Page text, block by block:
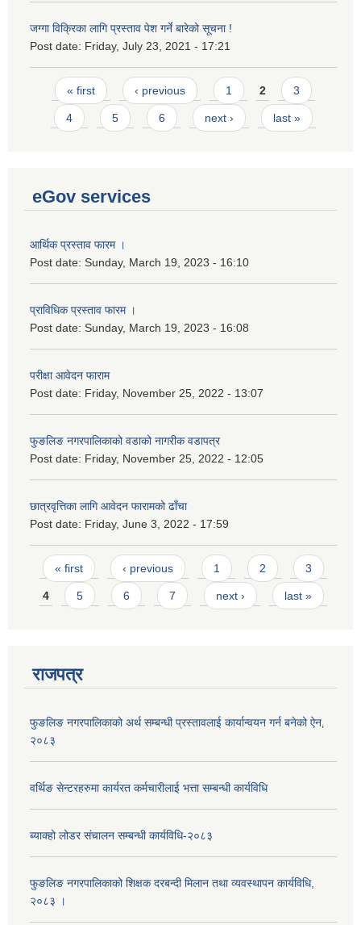
जग्गा विक्रिका लागि प्रस्ताव पेश गर्ने बारेको सूचना !
Post date: Friday, July 23, 2021 - 17:21
Pages
« first ‹ previous 1 2 3
4 5 6 next › last »
eGov services
आर्थिक प्रस्ताव फारम ।
Post date: Sunday, March 19, 2023 - 16:10
प्राविधिक प्रस्ताव फारम ।
Post date: Sunday, March 19, 2023 - 16:08
परीक्षा आवेदन फाराम
Post date: Friday, November 25, 2022 - 13:07
फुङलिङ नगरपालिकाको वडाको नागरीक वडापत्र
Post date: Friday, November 25, 2022 - 12:05
छात्रवृत्तिका लागि आवेदन फारामको ढाँचा
Post date: Friday, June 3, 2022 - 17:59
Pages
« first ‹ previous 1 2 3
4 5 6 7 next › last »
राजपत्र
फुङलिङ नगरपालिकाको अर्थ सम्बन्धी प्रस्तावलाई कार्यान्वयन गर्न बनेको ऐन‚
२०८३
वर्थिङ सेन्टरहरुमा कार्यरत कर्मचारीलाई भत्ता सम्बन्धी कार्यविधि
ब्याक्हो लोडर संचालन सम्बन्धी कार्यविधि-२०८३
फुङलिङ नगरपालिकाको शिक्षक दरबन्दी मिलान तथा व्यवस्थापन कार्यविधि,
२०८३ ।